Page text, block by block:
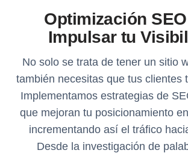
Optimización
Impulsar tu
No solo se trata de tener un sitio
también necesitas que tus clientes
Implementamos estrategias de
que mejoran tu posicionamiento
incrementando así el tráfico
Desde la investigación de